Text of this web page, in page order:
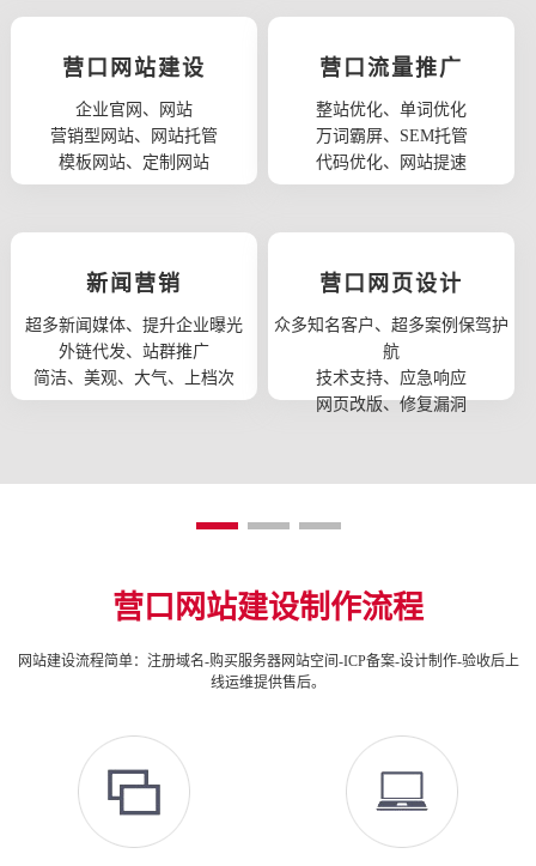
营口网站建设
企业官网、网站
营销型网站、网站托管
模板网站、定制网站
营口流量推广
整站优化、单词优化
万词霸屏、SEM托管
代码优化、网站提速
新闻营销
超多新闻媒体、提升企业曝光
外链代发、站群推广
简洁、美观、大气、上档次
营口网页设计
众多知名客户、超多案例保驾护
航
技术支持、应急响应
网页改版、修复漏洞
营口网站建设制作流程
网站建设流程简单：注册域名-购买服务器网站空间-ICP备案-设计制作-验收后上
线运维提供售后。